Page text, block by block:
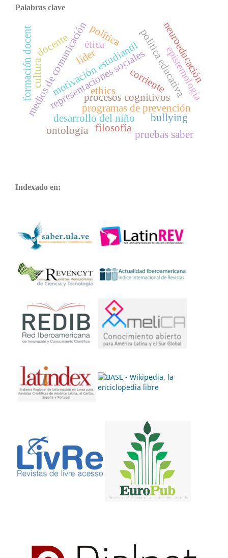
Palabras clave
representaciones sociales
líder política educativa
programas de prevención
procesos cognitivos
motivación estudiantil
medios de comunicaciónpolítica
ética
ethics
desarrollo del niño
epistemología
corriente
filosofía
formación docent neuroeducación
pruebas saber
ontología
bullying
docente
cultura
Indexado en: